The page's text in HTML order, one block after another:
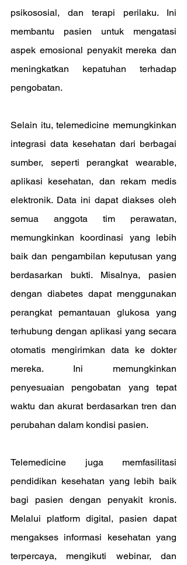
psikososial, dan terapi perilaku. Ini
membantu pasien untuk mengatasi
aspek emosional penyakit mereka dan
meningkatkan kepatuhan terhadap
pengobatan.
Selain itu, telemedicine memungkinkan
integrasi data kesehatan dari berbagai
sumber, seperti perangkat wearable,
aplikasi kesehatan, dan rekam medis
elektronik. Data ini dapat diakses oleh
semua anggota tim perawatan,
memungkinkan koordinasi yang lebih
baik dan pengambilan keputusan yang
berdasarkan bukti. Misalnya, pasien
dengan diabetes dapat menggunakan
perangkat pemantauan glukosa yang
terhubung dengan aplikasi yang secara
otomatis mengirimkan data ke dokter
mereka. Ini memungkinkan
penyesuaian pengobatan yang tepat
waktu dan akurat berdasarkan tren dan
perubahan dalam kondisi pasien.
Telemedicine juga memfasilitasi
pendidikan kesehatan yang lebih baik
bagi pasien dengan penyakit kronis.
Melalui platform digital, pasien dapat
mengakses informasi kesehatan yang
terpercaya, mengikuti webinar, dan